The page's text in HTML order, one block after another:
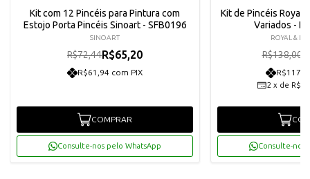
Kit com 12 Pincéis para Pintura com
Estojo Porta Pincéis Sinoart - SFB0196
SINOART
R$72,44R$65,20
R$61,94 com PIX
COMPRAR
Consulte-nos pelo WhatsApp
Kit de Pincéis Royal
Variados -
ROYAL &
R$138,00
2 x de
Consulte-nos